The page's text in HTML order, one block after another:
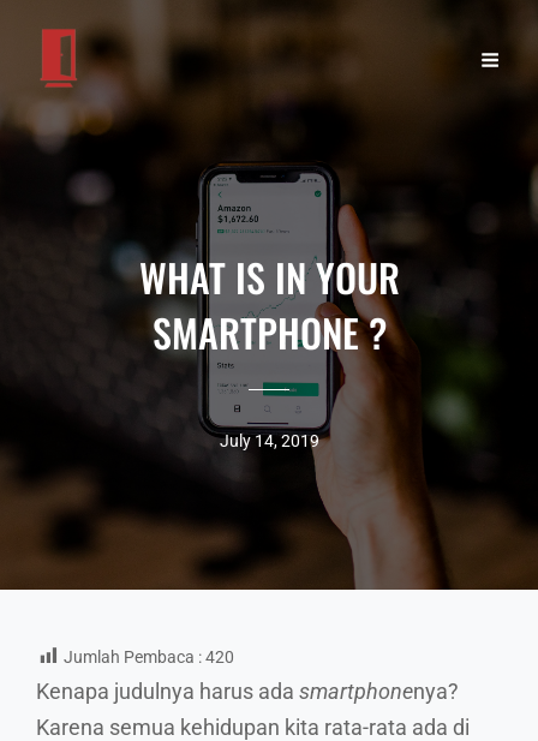
WHAT IS IN YOUR
SMARTPHONE ?
July 14, 2019
Jumlah Pembaca :420
Kenapa judulnya harus ada smartphonenya?
Karena semua kehidupan kita rata-rata ada di